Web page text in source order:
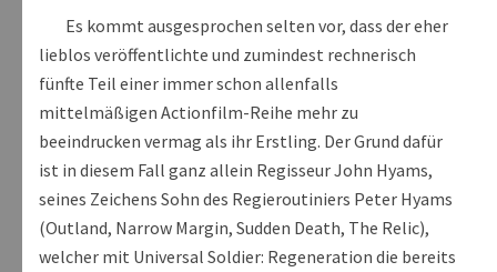
Es kommt ausgesprochen selten vor, dass der eher
lieblos veröffentlichte und zumindest rechnerisch
fünfte Teil einer immer schon allenfalls
mittelmäßigen Actionfilm-Reihe mehr zu
beeindrucken vermag als ihr Erstling. Der Grund dafür
ist in diesem Fall ganz allein Regisseur John Hyams,
seines Zeichens Sohn des Regieroutiniers Peter Hyams
(Outland, Narrow Margin, Sudden Death, The Relic),
welcher mit Universal Soldier: Regeneration die bereits